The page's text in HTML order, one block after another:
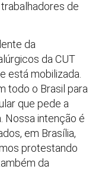
de
da
da CUT
está mobilizada.
todo o Brasil para
que pede a
Nossa intenção é
em Brasília,
protestando
da